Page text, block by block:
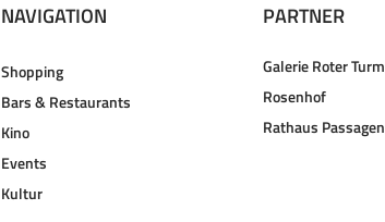
NAVIGATION
Shopping
Bars & Restaurants
Kino
Events
Kultur
PARTNER
Galerie Roter Turm
Rosenhof
Rathaus Passagen